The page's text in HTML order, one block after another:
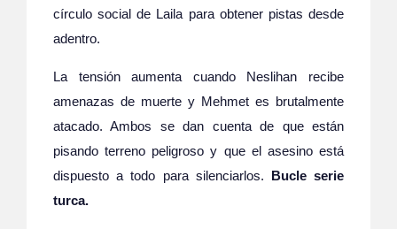
círculo social de Laila para obtener pistas desde
adentro.
La tensión aumenta cuando Neslihan recibe
amenazas de muerte y Mehmet es brutalmente
atacado. Ambos se dan cuenta de que están
pisando terreno peligroso y que el asesino está
dispuesto a todo para silenciarlos. Bucle serie
turca.